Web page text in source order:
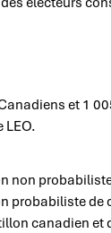
et 1
LEO.
non
probabiliste de
canadien et